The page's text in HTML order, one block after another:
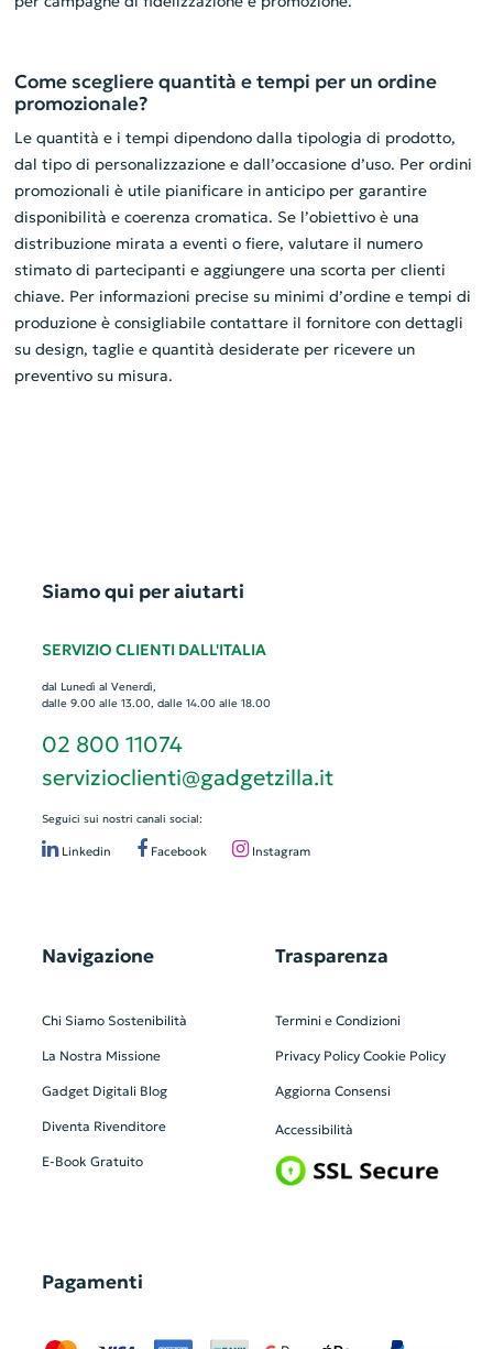
Come scegliere quantità e tempi per un ordine
promozionale?
Le quantità e i tempi dipendono dalla tipologia di prodotto,
dal tipo di personalizzazione e dall’occasione d’uso. Per ordini
promozionali è utile pianificare in anticipo per garantire
disponibilità e coerenza cromatica. Se l’obiettivo è una
distribuzione mirata a eventi o fiere, valutare il numero
stimato di partecipanti e aggiungere una scorta per clienti
chiave. Per informazioni precise su minimi d’ordine e tempi di
produzione è consigliabile contattare il fornitore con dettagli
su design, taglie e quantità desiderate per ricevere un
preventivo su misura.
Siamo qui per aiutarti
SERVIZIO CLIENTI DALL'ITALIA
dal Lunedì al Venerdì,
dalle 9.00 alle 13.00, dalle 14.00 alle 18.00
02 800 11074
servizioclienti@gadgetzilla.it
Seguici sui nostri canali social:
Linkedin Facebook Instagram
Navigazione
Chi Siamo Sostenibilità
La Nostra Missione
Gadget Digitali Blog
Diventa Rivenditore
E-Book Gratuito
Trasparenza
Termini e Condizioni
Privacy Policy Cookie Policy
Aggiorna Consensi
Accessibilità
Pagamenti